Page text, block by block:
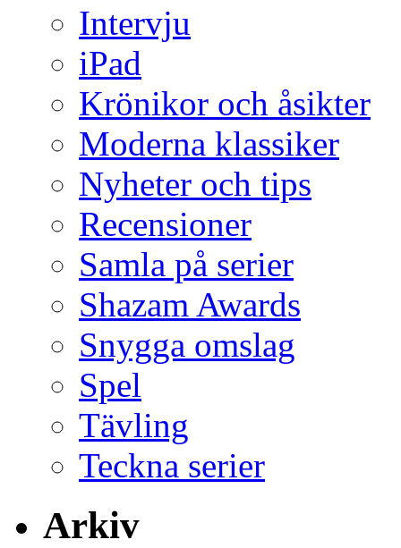
Intervju
iPad
Krönikor och åsikter
Moderna klassiker
Nyheter och tips
Recensioner
Samla på serier
Shazam Awards
Snygga omslag
Spel
Tävling
Teckna serier
Arkiv